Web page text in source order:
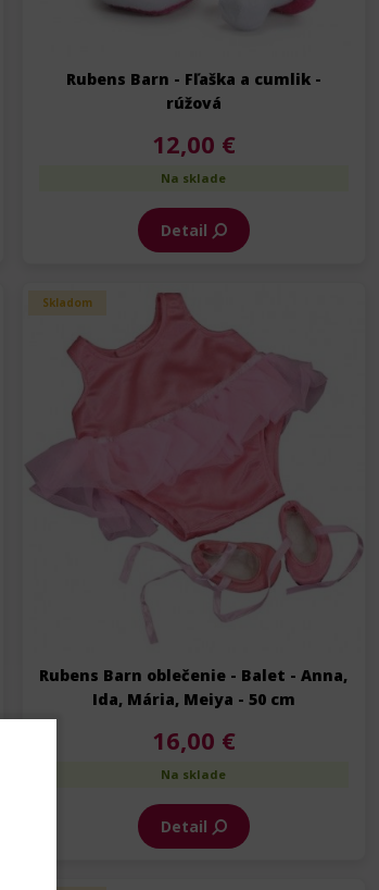
Rubens Barn - Fľaška a cumlik -
rúžová
12,00 €
Na sklade
Detail
Skladom
Rubens Barn oblečenie - Balet - Anna,
Ida, Mária, Meiya - 50 cm
16,00 €
Na sklade
Detail